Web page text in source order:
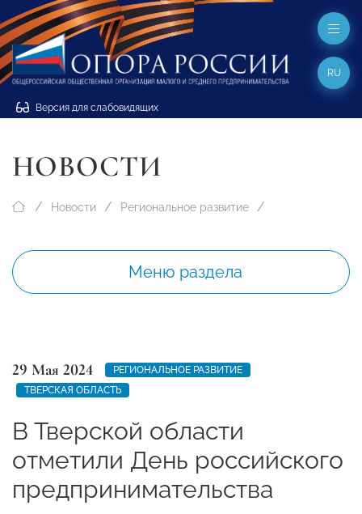
Версия для слабовидящих
RU
НОВОСТИ
Новости Региональное развитие
Меню раздела
29 Мая 2024
РЕГИОНАЛЬНОЕ РАЗВИТИЕ
ТВЕРСКАЯ ОБЛАСТЬ
В Тверской области
отметили День российского
предпринимательства